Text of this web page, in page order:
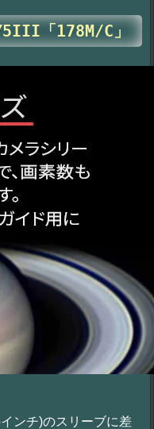
「178M/C」
ンチ)のスリーブに差